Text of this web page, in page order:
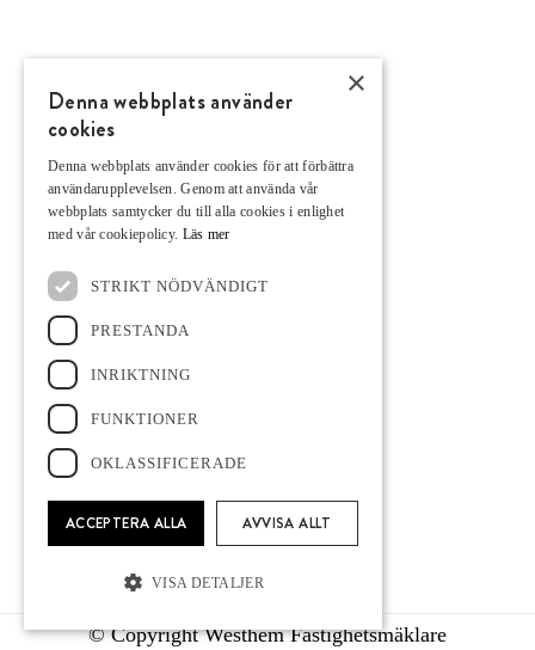
INFORMATION
Sälj och köp med oss
Om Westhem
KONTAKTA OSS
Gunilla
Jonas
© Copyright Westhem Fastighetsmäklare
×
Denna webbplats använder
cookies
Denna webbplats använder cookies för att förbättra
användarupplevelsen. Genom att använda vår
webbplats samtycker du till alla cookies i enlighet
med vår cookiepolicy. Läs mer
STRIKT NÖDVÄNDIGT
PRESTANDA
INRIKTNING
FUNKTIONER
OKLASSIFICERADE
ACCEPTERA ALLA AVVISA ALLT
VISA DETALJER